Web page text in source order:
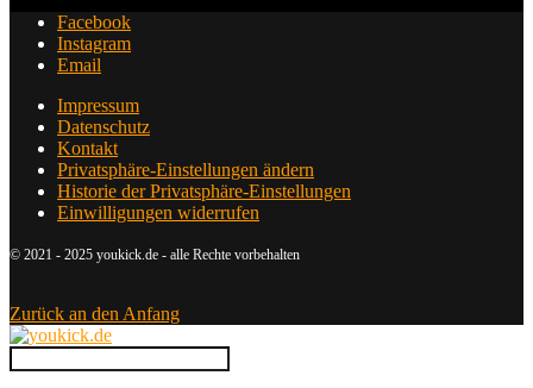
Facebook
Instagram
Email
Impressum
Datenschutz
Kontakt
Privatsphäre-Einstellungen ändern
Historie der Privatsphäre-Einstellungen
Einwilligungen widerrufen
© 2021 - 2025 youkick.de - alle Rechte vorbehalten
Zurück an den Anfang